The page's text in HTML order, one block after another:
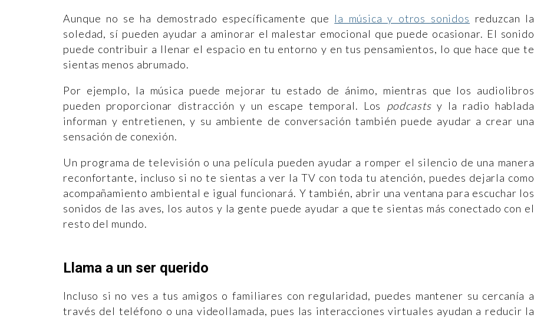
Aunque no se ha demostrado específicamente que la música y otros sonidos reduzcan la
soledad, sí pueden ayudar a aminorar el malestar emocional que puede ocasionar. El sonido
puede contribuir a llenar el espacio en tu entorno y en tus pensamientos, lo que hace que te
sientas menos abrumado.
Por ejemplo, la música puede mejorar tu estado de ánimo, mientras que los audiolibros
pueden proporcionar distracción y un escape temporal. Los podcastsy la radio hablada
informan y entretienen, y su ambiente de conversación también puede ayudar a crear una
sensación de conexión.
Un programa de televisión o una película pueden ayudar a romper el silencio de una manera
reconfortante, incluso si no te sientas a ver la TV con toda tu atención, puedes dejarla como
acompañamiento ambiental e igual funcionará. Y también, abrir una ventana para escuchar los
sonidos de las aves, los autos y la gente puede ayudar a que te sientas más conectado con el
resto del mundo.
Llama a un ser querido
Incluso si no ves a tus amigos o familiares con regularidad, puedes mantener su cercanía a
través del teléfono o una videollamada, pues las interacciones virtuales ayudan a reducir la